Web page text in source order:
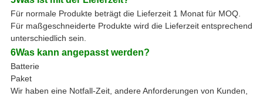
Für normale Produkte beträgt die Lieferzeit 1 Monat für MOQ.
Für maßgeschneiderte Produkte wird die Lieferzeit entsprechend
unterschiedlich sein.
6Was kann angepasst werden?
Batterie
Paket
Wir haben eine Notfall-Zeit, andere Anforderungen von Kunden,